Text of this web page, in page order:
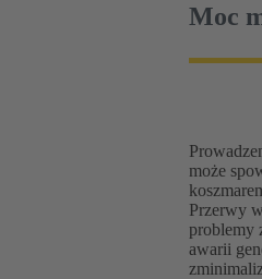
Moc
może
Przerwy
problemy
awarii